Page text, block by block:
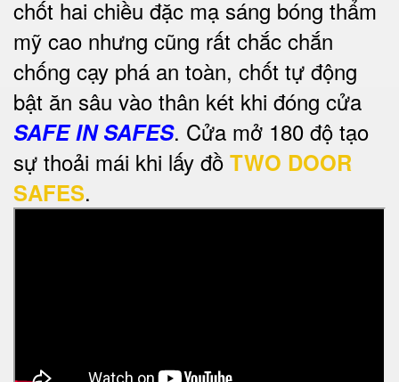
chốt hai chiều đặc mạ sáng bóng thẩm
mỹ cao nhưng cũng rất chắc chắn
chống cạy phá an toàn, chốt tự động
bật ăn sâu vào thân két khi đóng cửa
SAFE IN SAFES. Cửa mở 180 độ tạo
sự thoải mái khi lấy đồ TWO DOOR
SAFES.